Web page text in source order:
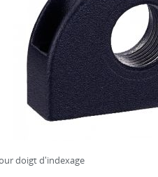
doigt d'indexage